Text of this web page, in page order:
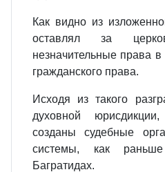
Как видно из
оставлял за
незначительные права в
гражданского права.
Исходя из такого
духовной
созданы судебные
системы, как
Багратидах.